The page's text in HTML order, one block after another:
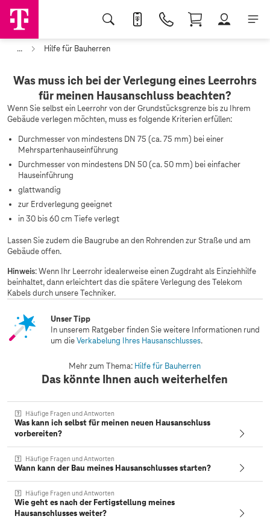
... Hilfe für Bauherren
Was muss ich bei der Verlegung eines Leerrohrs
für meinen Hausanschluss beachten?
Wenn Sie selbst ein Leerrohr von der Grundstücksgrenze bis zu Ihrem
Gebäude verlegen möchten, muss es folgende Kriterien erfüllen:
Durchmesser von mindestens DN 75 (ca. 75 mm) bei einer
Mehrspartenhauseinführung
Durchmesser von mindestens DN 50 (ca. 50 mm) bei einfacher
Hauseinführung
glattwandig
zur Erdverlegung geeignet
in 30 bis 60 cm Tiefe verlegt
Lassen Sie zudem die Baugrube an den Rohrenden zur Straße und am
Gebäude offen.
Hinweis: Wenn Ihr Leerrohr idealerweise einen Zugdraht als Einziehhilfe
beinhaltet, dann erleichtert das die spätere Verlegung des Telekom
Kabels durch unsere Techniker.
Unser Tipp
In unserem Ratgeber finden Sie weitere Informationen rund
um dieVerkabelung Ihres Hausanschlusses.
Mehr zum Thema: Hilfe für Bauherren
Das könnte Ihnen auch weiterhelfen
Häufige Fragen und Antworten
Was kann ich selbst für meinen neuen Hausanschluss
vorbereiten?
Häufige Fragen und Antworten
Wann kann der Bau meines Hausanschlusses starten?
Häufige Fragen und Antworten
Wie geht es nach der Fertigstellung meines
Hausanschlusses weiter?